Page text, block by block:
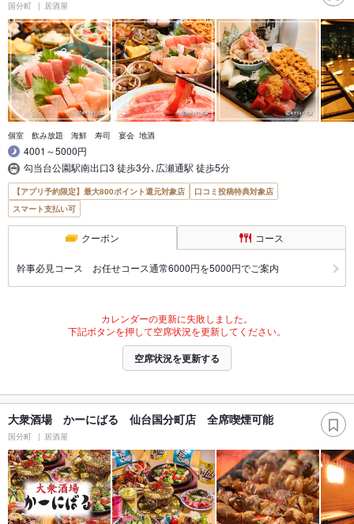
国分町 居酒屋
個室 飲み放題 海鮮 寿司 宴会 地酒
4001～5000円
勾当台公園駅南出口3 徒歩3分､広瀬通駅 徒歩5分
【アプリ予約限定】最大800ポイント還元対象店
口コミ投稿特典対象店
スマート支払い可
クーポン コース
幹事必見コース お任せコース通常6000円を5000円でご案内
カレンダーの更新に失敗しました。
下記ボタンを押して空席状況を更新してください。
空席状況を更新する
大衆酒場 かーにばる 仙台国分町店 全席喫煙可能
国分町 居酒屋